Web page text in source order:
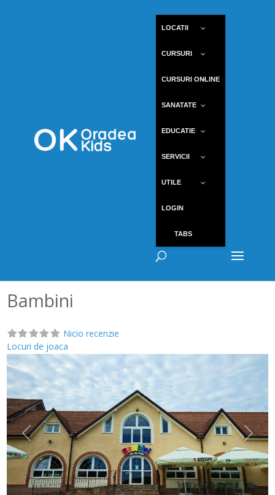
LOCATII
CURSURI
CURSURI ONLINE
SANATATE
EDUCATIE
SERVICII
UTILE
LOGIN
TABS
Bambini
Nicio recenzie
Locuri de joaca
Anterior